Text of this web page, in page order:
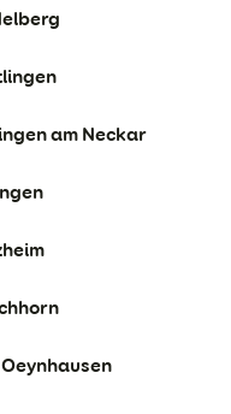
am Neckar